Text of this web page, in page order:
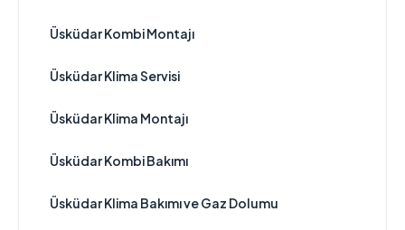
Üsküdar Kombi Montajı
Üsküdar Klima Servisi
Üsküdar Klima Montajı
Üsküdar Kombi Bakımı
Üsküdar Klima Bakımı ve Gaz Dolumu